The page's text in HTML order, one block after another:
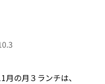
の月３ランチは、